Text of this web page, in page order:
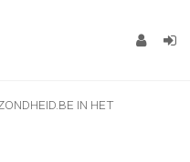
IN HET